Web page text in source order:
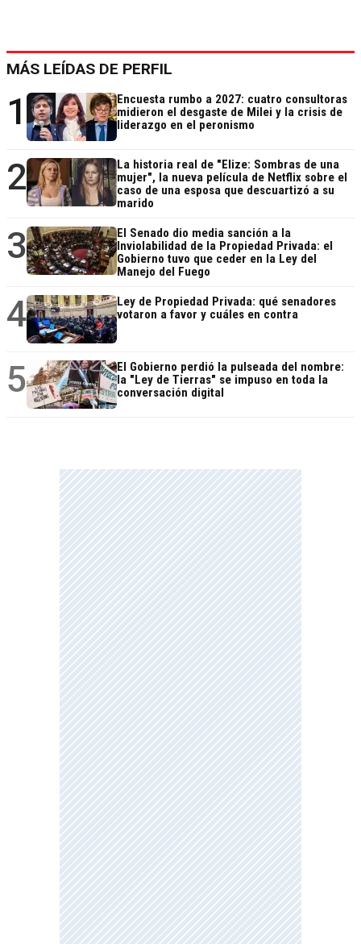
MÁS LEÍDAS DE PERFIL
1
Encuesta rumbo a 2027: cuatro consultoras
midieron el desgaste de Milei y la crisis de
liderazgo en el peronismo
2
La historia real de "Elize: Sombras de una
mujer", la nueva película de Netflix sobre el
caso de una esposa que descuartizó a su
marido
3
El Senado dio media sanción a la
Inviolabilidad de la Propiedad Privada: el
Gobierno tuvo que ceder en la Ley del
Manejo del Fuego
4
Ley de Propiedad Privada: qué senadores
votaron a favor y cuáles en contra
5
El Gobierno perdió la pulseada del nombre:
la "Ley de Tierras" se impuso en toda la
conversación digital